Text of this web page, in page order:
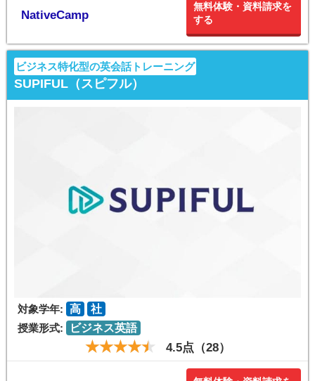
NativeCamp
無料体験・資料請求を
する
ビジネス特化型の英会話トレーニング
SUPIFUL（スピフル）
対象学年: 高
社
授業形式:
ビジネス英語
4.5点（28）